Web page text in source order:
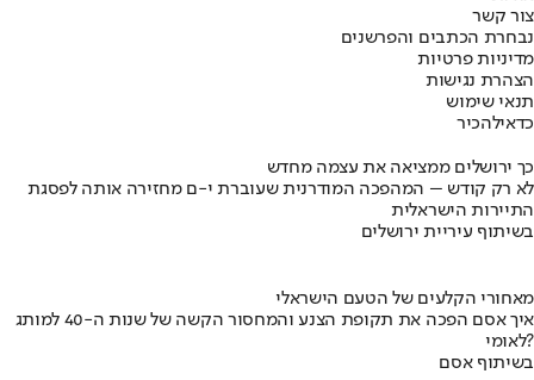
צור קשר
נבחרת הכתבים והפרשנים
מדיניות פרטיות
הצהרת נגישות
תנאי שימוש
כדאילהכיר
כך ירושלים ממציאה את עצמה מחדש
לא רק קודש – המהפכה המודרנית שעוברת י-ם מחזירה אותה לפסגת
התיירות הישראלית
בשיתוף עיריית ירושלים
מאחורי הקלעים של הטעם הישראלי
איך אסם הפכה את תקופת הצנע והמחסור הקשה של שנות ה-40 למותג
לאומי?
בשיתוף אסם